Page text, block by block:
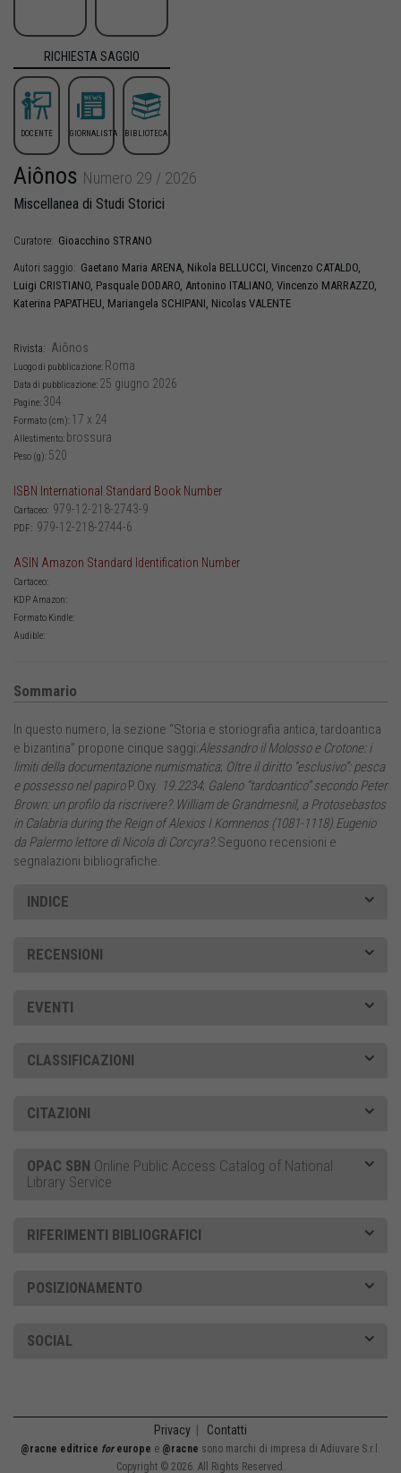
RICHIESTA SAGGIO
DOCENTE GIORNALISTA BIBLIOTECA
Aiônos Numero 29 / 2026
Miscellanea di Studi Storici
Curatore: Gioacchino STRANO
Autori saggio: Gaetano Maria ARENA, Nikola BELLUCCI, Vincenzo CATALDO,
Luigi CRISTIANO, Pasquale DODARO, Antonino ITALIANO, Vincenzo MARRAZZO,
Katerina PAPATHEU, Mariangela SCHIPANI, Nicolas VALENTE
Rivista: Aiônos
Luogo di pubblicazione: Roma
Data di pubblicazione: 25 giugno 2026
Pagine: 304
Formato (cm): 17 x 24
Allestimento: brossura
Peso (g): 520
ISBN International Standard Book Number
Cartaceo: 979-12-218-2743-9
PDF: 979-12-218-2744-6
ASIN Amazon Standard Identification Number
Cartaceo:
KDP Amazon:
Formato Kindle:
Audible:
Sommario
In questo numero, la sezione “Storia e storiografia antica, tardoantica
e bizantina” propone cinque saggi:Alessandro il Molosso e Crotone: i
limiti della documentazione numismatica; Oltre il diritto “esclusivo”: pesca
e possesso nel papiroP.Oxy. 19.2234; Galeno “tardoantico” secondo Peter
Brown: un profilo da riscrivere?. William de Grandmesnil, a Protosebastos
in Calabria during the Reign of Alexios I Komnenos (1081-1118).Eugenio
da Palermo lettore di Nicola di Corcyra?.Seguono recensioni e
segnalazioni bibliografiche.
INDICE
RECENSIONI
EVENTI
CLASSIFICAZIONI
CITAZIONI
OPAC SBN Online Public Access Catalog of National
Library Service
RIFERIMENTI BIBLIOGRAFICI
POSIZIONAMENTO
SOCIAL
Privacy Contatti
@racne editrice foreurope e @racne sono marchi di impresa di Adiuvare S.r.l.
Copyright © 2026. All Rights Reserved.